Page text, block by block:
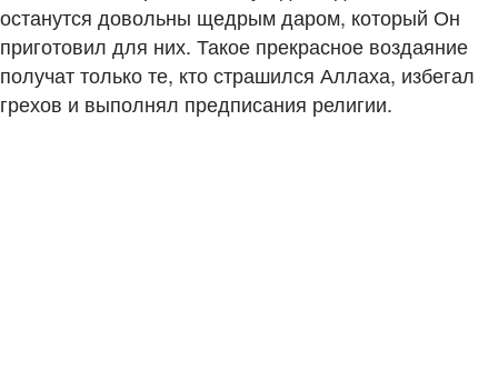
останутся довольны щедрым даром, который Он
приготовил для них. Такое прекрасное воздаяние
получат только те, кто страшился Аллаха, избегал
грехов и выполнял предписания религии.